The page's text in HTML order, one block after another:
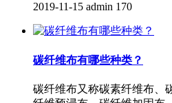
2019-11-15 admin 170
碳纤维布有哪些种类？
碳纤维布又称碳素纤维布、